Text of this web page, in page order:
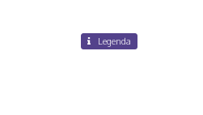
Legenda